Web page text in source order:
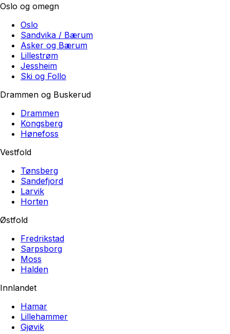
Oslo og omegn
Oslo
Sandvika / Bærum
Asker og Bærum
Lillestrøm
Jessheim
Ski og Follo
Drammen og Buskerud
Drammen
Kongsberg
Hønefoss
Vestfold
Tønsberg
Sandefjord
Larvik
Horten
Østfold
Fredrikstad
Sarpsborg
Moss
Halden
Innlandet
Hamar
Lillehammer
Gjøvik